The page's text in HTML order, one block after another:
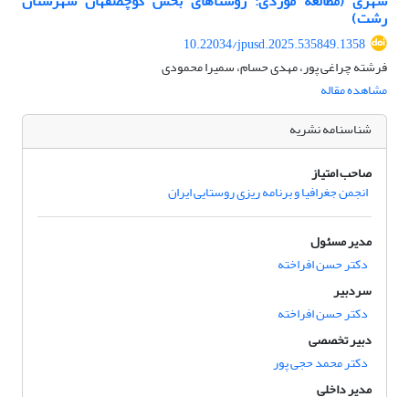
رشت)
10.22034/jpusd.2025.535849.1358
فرشته چراغی پور، مهدی حسام، سمیرا محمودی
مشاهده مقاله
شناسنامه نشریه
صاحب امتیاز
انجمن جغرافیا و برنامه ریزی روستایی ایران
مدیر مسئول
دکتر حسن افراخته
سردبیر
دکتر حسن افراخته
دبیر تخصصی
دکتر محمد حجی پور
مدیر داخلی